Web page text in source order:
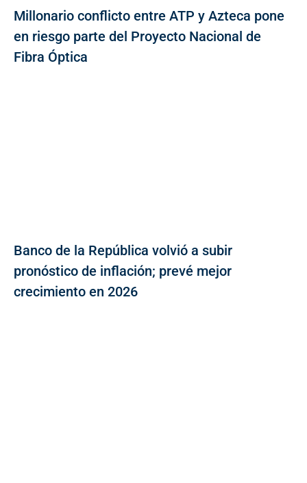
Millonario conflicto entre ATP y Azteca pone
en riesgo parte del Proyecto Nacional de
Fibra Óptica
Banco de la República volvió a subir
pronóstico de inflación; prevé mejor
crecimiento en 2026